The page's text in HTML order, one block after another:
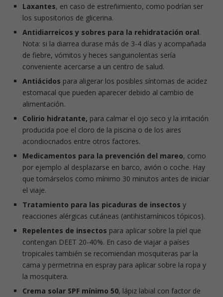
Laxantes, en caso de estreñimiento, como podrían ser
los supositorios de glicerina.
Antidiarreicos y sobres para la rehidratación oral.
Nota: si la diarrea durase más de 3-4 días y acompañada
de fiebre, vómitos y heces sanguinolentas sería
conveniente acercarse a un centro de salud.
Antiácidos para aligerar los posibles síntomas de acidez
estomacal que pueden aparecer debido al cambio de
alimentación.
Colirio hidratante, para calmar el ojo seco y la irritación
producida poe el cloro de la piscina o de los aires
acondiocnados entre otros factores.
Medicamentos para la prevención del mareo, como
por ejemplo al desplazarse en barco, avión o coche. Hay
que tomárselos como mínimo 30 minutos antes de iniciar
el viaje.
Tratamiento para las picaduras de insectos y
reacciones alérgicas cutáneas (antihistamínicos tópicos).
Repelentes de insectos para aplicar sobre la piel que
contengan DEET 20-40%. En caso de viajar a países
tropicales también se recomiendan mosquiteras par la
cama y permetrina en espray para aplicar sobre la ropa y
la mosquitera.
Crema solar SPF mínimo 50, lápiz labial con factor de